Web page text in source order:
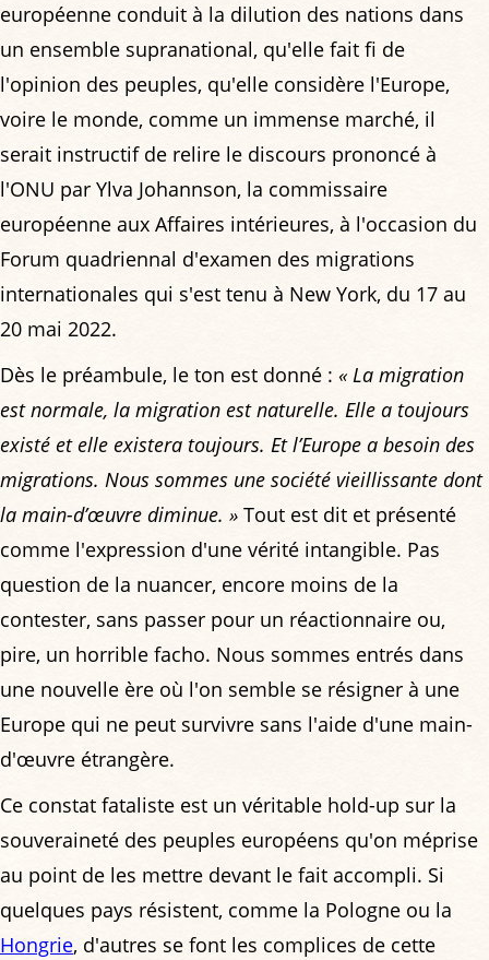
européenne conduit à la dilution des nations dans
un ensemble supranational, qu'elle fait fi de
l'opinion des peuples, qu'elle considère l'Europe,
voire le monde, comme un immense marché, il
serait instructif de relire le discours prononcé à
l'ONU par Ylva Johannson, la commissaire
européenne aux Affaires intérieures, à l'occasion du
Forum quadriennal d'examen des migrations
internationales qui s'est tenu à New York, du 17 au
20 mai 2022.
Dès le préambule, le ton est donné : « La migration
est normale, la migration est naturelle. Elle a toujours
existé et elle existera toujours. Et l’Europe a besoin des
migrations. Nous sommes une société vieillissante dont
la main-d’œuvre diminue. » Tout est dit et présenté
comme l'expression d'une vérité intangible. Pas
question de la nuancer, encore moins de la
contester, sans passer pour un réactionnaire ou,
pire, un horrible facho. Nous sommes entrés dans
une nouvelle ère où l'on semble se résigner à une
Europe qui ne peut survivre sans l'aide d'une main-
d'œuvre étrangère.
Ce constat fataliste est un véritable hold-up sur la
souveraineté des peuples européens qu'on méprise
au point de les mettre devant le fait accompli. Si
quelques pays résistent, comme la Pologne ou la
Hongrie, d'autres se font les complices de cette